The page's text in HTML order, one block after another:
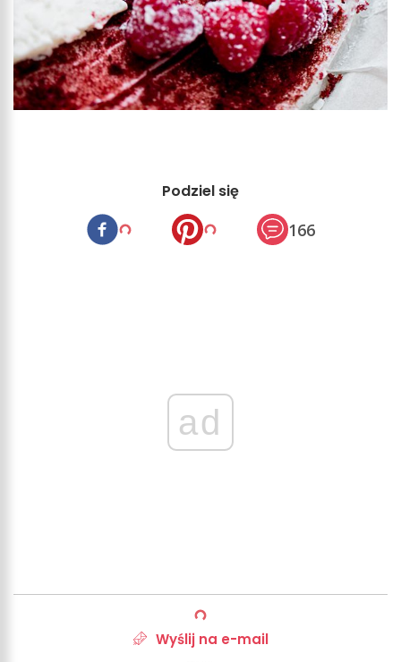
Podziel się
166
ad
Wyślij na e-mail